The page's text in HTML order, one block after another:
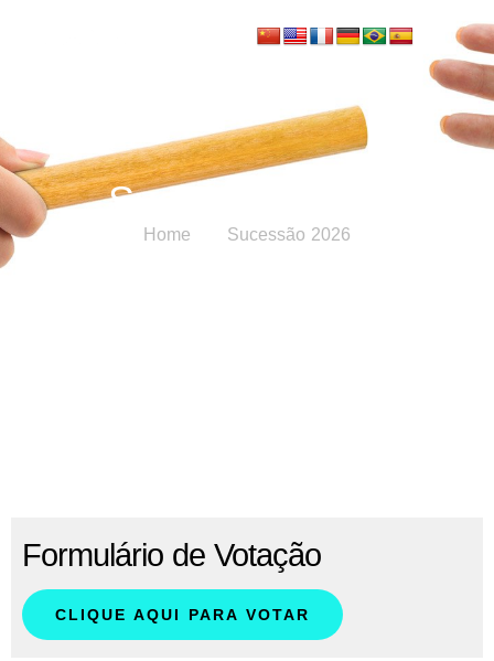
Sucessão 2026
Home Sucessão 2026
Formulário de Votação
CLIQUE AQUI PARA VOTAR